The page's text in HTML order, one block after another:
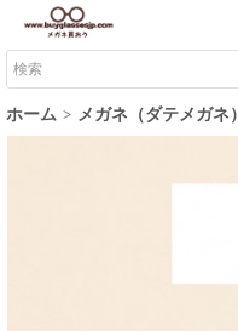
ホーム メガネ（ダテメガネ）